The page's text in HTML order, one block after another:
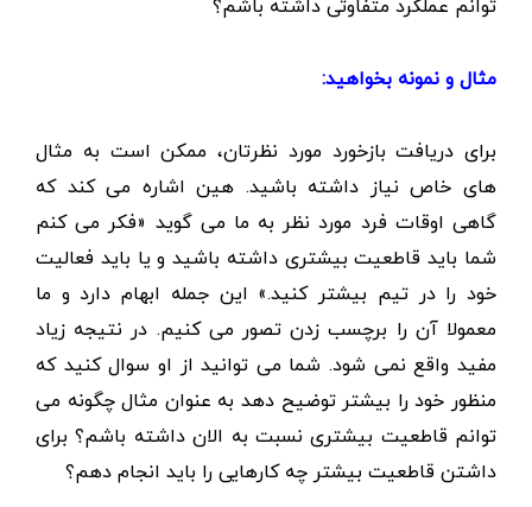
مثال و نمونه بخواهید:
برای دریافت بازخورد مورد نظرتان، ممکن است به مثال
های خاص نیاز داشته باشید. هین اشاره می کند که
گاهی اوقات فرد مورد نظر به ما می گوید «فکر می کنم
شما باید قاطعیت بیشتری داشته باشید و یا باید فعالیت
خود را در تیم بیشتر کنید.» این جمله ابهام دارد و ما
معمولا آن را برچسب زدن تصور می کنیم. در نتیجه زیاد
مفید واقع نمی شود. شما می توانید از او سوال کنید که
منظور خود را بیشتر توضیح دهد به عنوان مثال چگونه می
توانم قاطعیت بیشتری نسبت به الان داشته باشم؟ برای
داشتن قاطعیت بیشتر چه کارهایی را باید انجام دهم؟